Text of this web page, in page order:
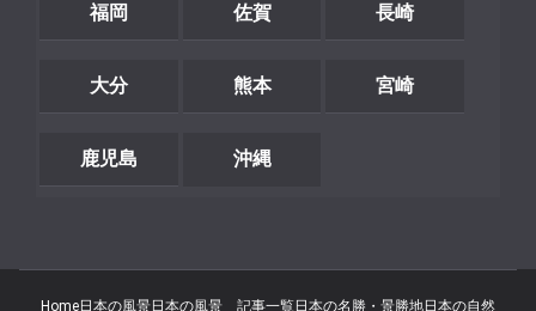
福岡 佐賀 長崎
大分 熊本 宮崎
鹿児島 沖縄
Home日本の風景日本の風景 記事一覧日本の名勝・景勝地日本の自然